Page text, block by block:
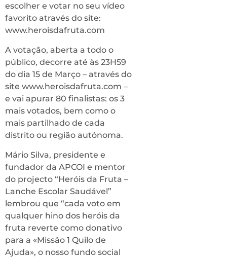
escolher e votar no seu vídeo
favorito através do site:
www.heroisdafruta.com
A votação, aberta a todo o
público, decorre até às 23H59
do dia 15 de Março – através do
site www.heroisdafruta.com –
e vai apurar 80 finalistas: os 3
mais votados, bem como o
mais partilhado de cada
distrito ou região autónoma.
Mário Silva, presidente e
fundador da APCOI e mentor
do projecto “Heróis da Fruta –
Lanche Escolar Saudável”
lembrou que “cada voto em
qualquer hino dos heróis da
fruta reverte como donativo
para a «Missão 1 Quilo de
Ajuda», o nosso fundo social